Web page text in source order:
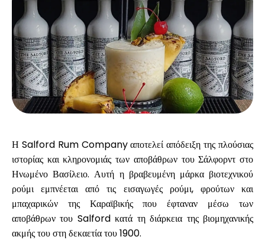
Ιστολόγιο
Επικοινωνήστε μαζί μας
Βοήθεια
Ο λογαριασμός μου
Η Salford Rum Company αποτελεί απόδειξη της πλούσιας
ιστορίας και κληρονομιάς των αποβάθρων του Σάλφορντ στο
Ηνωμένο Βασίλειο. Αυτή η βραβευμένη μάρκα βιοτεχνικού
ρούμι εμπνέεται από τις εισαγωγές ρούμι, φρούτων και
μπαχαρικών της Καραϊβικής που έφταναν μέσω των
αποβάθρων του Salford κατά τη διάρκεια της βιομηχανικής
ακμής του στη δεκαετία του 1900.